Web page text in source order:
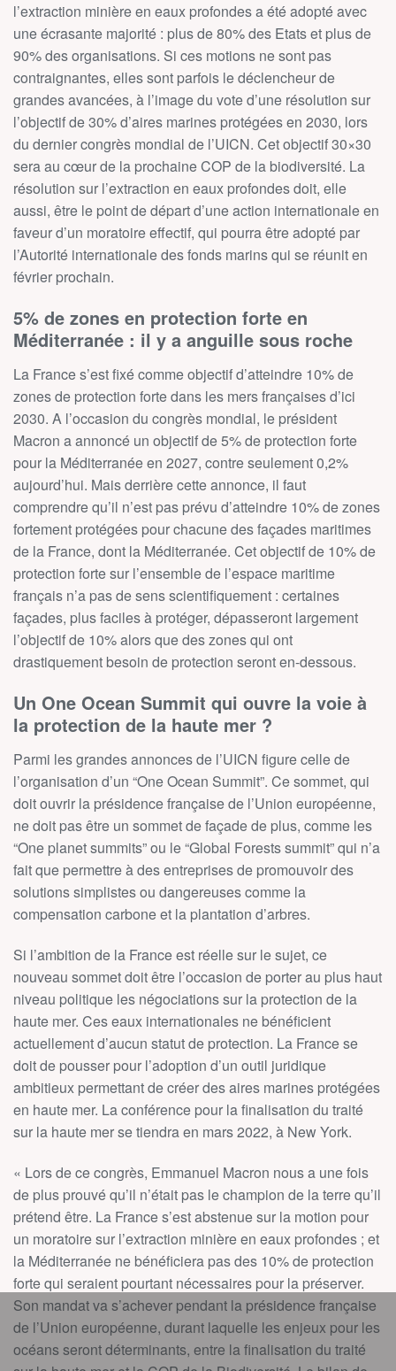
l’extraction minière en eaux profondes a été adopté avec
une écrasante majorité : plus de 80% des Etats et plus de
90% des organisations. Si ces motions ne sont pas
contraignantes, elles sont parfois le déclencheur de
grandes avancées, à l’image du vote d’une résolution sur
l’objectif de 30% d’aires marines protégées en 2030, lors
du dernier congrès mondial de l’UICN. Cet objectif 30×30
sera au cœur de la prochaine COP de la biodiversité. La
résolution sur l’extraction en eaux profondes doit, elle
aussi, être le point de départ d’une action internationale en
faveur d’un moratoire effectif, qui pourra être adopté par
l’Autorité internationale des fonds marins qui se réunit en
février prochain.
5% de zones en protection forte en
Méditerranée : il y a anguille sous roche
La France s’est fixé comme objectif d’atteindre 10% de
zones de protection forte dans les mers françaises d’ici
2030. A l’occasion du congrès mondial, le président
Macron a annoncé un objectif de 5% de protection forte
pour la Méditerranée en 2027, contre seulement 0,2%
aujourd’hui. Mais derrière cette annonce, il faut
comprendre qu’il n’est pas prévu d’atteindre 10% de zones
fortement protégées pour chacune des façades maritimes
de la France, dont la Méditerranée. Cet objectif de 10% de
protection forte sur l’ensemble de l’espace maritime
français n’a pas de sens scientifiquement : certaines
façades, plus faciles à protéger, dépasseront largement
l’objectif de 10% alors que des zones qui ont
drastiquement besoin de protection seront en-dessous.
Un One Ocean Summit qui ouvre la voie à
la protection de la haute mer ?
Parmi les grandes annonces de l’UICN figure celle de
l’organisation d’un “One Ocean Summit”. Ce sommet, qui
doit ouvrir la présidence française de l’Union européenne,
ne doit pas être un sommet de façade de plus, comme les
“One planet summits” ou le “Global Forests summit” qui n’a
fait que permettre à des entreprises de promouvoir des
solutions simplistes ou dangereuses comme la
compensation carbone et la plantation d’arbres.
Si l’ambition de la France est réelle sur le sujet, ce
nouveau sommet doit être l’occasion de porter au plus haut
niveau politique les négociations sur la protection de la
haute mer. Ces eaux internationales ne bénéficient
actuellement d’aucun statut de protection. La France se
doit de pousser pour l’adoption d’un outil juridique
ambitieux permettant de créer des aires marines protégées
en haute mer. La conférence pour la finalisation du traité
sur la haute mer se tiendra en mars 2022, à New York.
« Lors de ce congrès, Emmanuel Macron nous a une fois
de plus prouvé qu’il n’était pas le champion de la terre qu’il
prétend être. La France s’est abstenue sur la motion pour
un moratoire sur l’extraction minière en eaux profondes ; et
la Méditerranée ne bénéficiera pas des 10% de protection
forte qui seraient pourtant nécessaires pour la préserver.
Son mandat va s’achever pendant la présidence française
de l’Union européenne, durant laquelle les enjeux pour les
océans seront déterminants, entre la finalisation du traité